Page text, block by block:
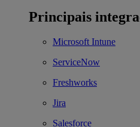
Principais
Microsoft Intune
ServiceNow
Freshworks
Jira
Salesforce